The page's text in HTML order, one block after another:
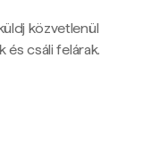
közvetlenül
és csáli felárak.